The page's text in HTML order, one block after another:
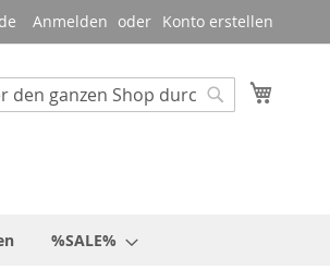
Anmelden Konto erstellen
%SALE%